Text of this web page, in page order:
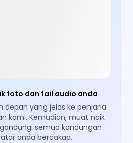
foto dan fail audio anda
depan yang jelas ke penjana
kami. Kemudian, muat naik
semua kandungan
anda bercakap.